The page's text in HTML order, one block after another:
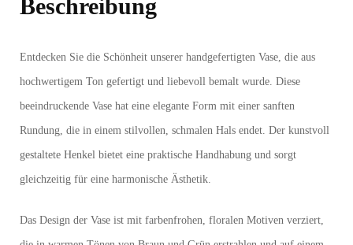
Beschreibung
Entdecken Sie die Schönheit unserer handgefertigten Vase, die aus
hochwertigem Ton gefertigt und liebevoll bemalt wurde. Diese
beeindruckende Vase hat eine elegante Form mit einer sanften
Rundung, die in einem stilvollen, schmalen Hals endet. Der kunstvoll
gestaltete Henkel bietet eine praktische Handhabung und sorgt
gleichzeitig für eine harmonische Ästhetik.
Das Design der Vase ist mit farbenfrohen, floralen Motiven verziert,